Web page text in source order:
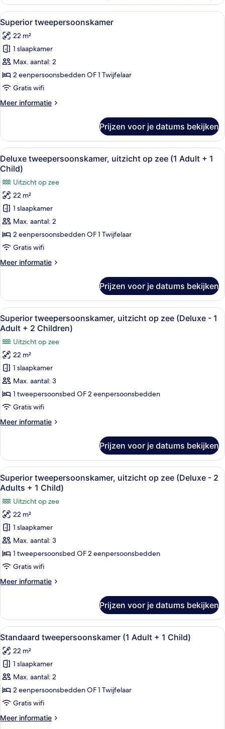
tweepersoonskamer
Alle
foto's
voor
Superior
tweepersoonskamer
laden
Een moderne hotelkamer met een
14
Superior tweepersoonskamer
22 m²
1 slaapkamer
Max. aantal: 2
2 eenpersoonsbedden OF 1 Twijfelaar
Gratis wifi
Meer informatie
Meer
tweepersoonskamer
Prijzen voor je datums bekijken
Alle
foto's
voor
Deluxe
tweepersoonskamer,
uitzicht
op
zee
(1
Adult
+
laden
Een moderne hotelkamer met een
12
Deluxe tweepersoonskamer, uitzicht op zee (1 Adult + 1
Child)
Uitzicht op zee
22 m²
1 slaapkamer
Max. aantal: 2
2 eenpersoonsbedden OF 1 Twijfelaar
Gratis wifi
Meer informatie
Meer
tweepersoonskamer,
uitzicht
op
zee
(1
Adult
+
1
Child)
Prijzen voor je datums bekijken
Alle
foto's
voor
Superior
tweepersoonskamer,
uitzicht
op
zee
(Deluxe
-
1
2
Children)
laden
Een moderne hotelkamer met een
13
Superior tweepersoonskamer, uitzicht op zee (Deluxe - 1
Adult + 2 Children)
Uitzicht op zee
22 m²
1 slaapkamer
Max. aantal: 3
1 tweepersoonsbed OF 2 eenpersoonsbedden
Gratis wifi
Meer informatie
Meer
tweepersoonskamer,
uitzicht
op
zee
(Deluxe
-
1
Adult
+
2
Prijzen voor je datums bekijken
Alle
foto's
voor
Superior
tweepersoonskamer,
uitzicht
op
zee
(Deluxe
-
2
Child)
laden
Een moderne hotelkamer met een
14
Superior tweepersoonskamer, uitzicht op zee (Deluxe - 2
Adults + 1 Child)
Uitzicht op zee
22 m²
1 slaapkamer
Max. aantal: 3
1 tweepersoonsbed OF 2 eenpersoonsbedden
Gratis wifi
Meer informatie
Meer
tweepersoonskamer,
uitzicht
op
(Deluxe
Adults
+
Child)
Prijzen voor je datums bekijken
Alle
foto's
voor
Standaard
tweepersoonskamer
(1
Adult
+
1
Een hotelkamer met twee bedden,
12
Standaard tweepersoonskamer (1 Adult + 1 Child)
22 m²
1 slaapkamer
Max. aantal: 2
2 eenpersoonsbedden OF 1 Twijfelaar
Gratis wifi
Meer informatie
Meer